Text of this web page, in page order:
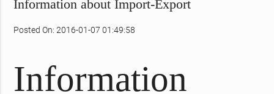
Information about Import-Export
Posted On: 2016-01-07 01:49:58
Information